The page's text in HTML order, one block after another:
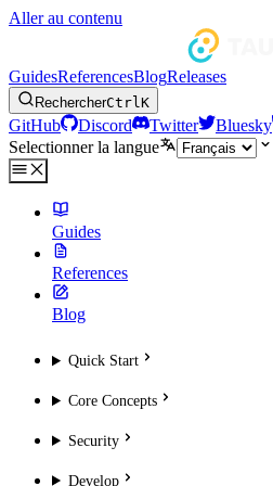
Aller au contenu
GuidesReferencesBlogReleases
RechercherCtrlK
GitHub Discord Twitter Bluesky
Selectionner la langue
Guides
References
Blog
Quick Start
Core Concepts
Security
Develop